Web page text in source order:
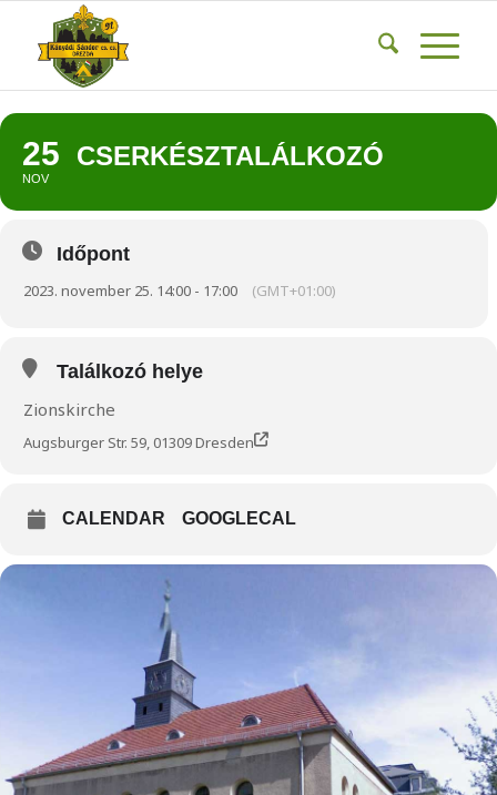
25
NOV
CSERKÉSZTALÁLKOZÓ
Időpont
2023. november 25. 14:00 - 17:00 (GMT+01:00)
Találkozó helye
Zionskirche
Augsburger Str. 59, 01309 Dresden
CALENDAR GOOGLECAL